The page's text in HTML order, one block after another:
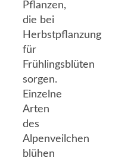
Pflanzen,
die bei
Herbstpflanzung
für
Frühlingsblüten
sorgen.
Einzelne
Arten
des
Alpenveilchen
blühen